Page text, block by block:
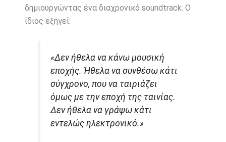
δημιουργώντας ένα διαχρονικό soundtrack. Ο
ίδιος εξηγεί:
«Δεν ήθελα να κάνω μουσική
εποχής. Ήθελα να συνθέσω κάτι
σύγχρονο, που να ταιριάζει
όμως με την εποχή της ταινίας.
Δεν ήθελα να γράψω κάτι
εντελώς ηλεκτρονικό.»